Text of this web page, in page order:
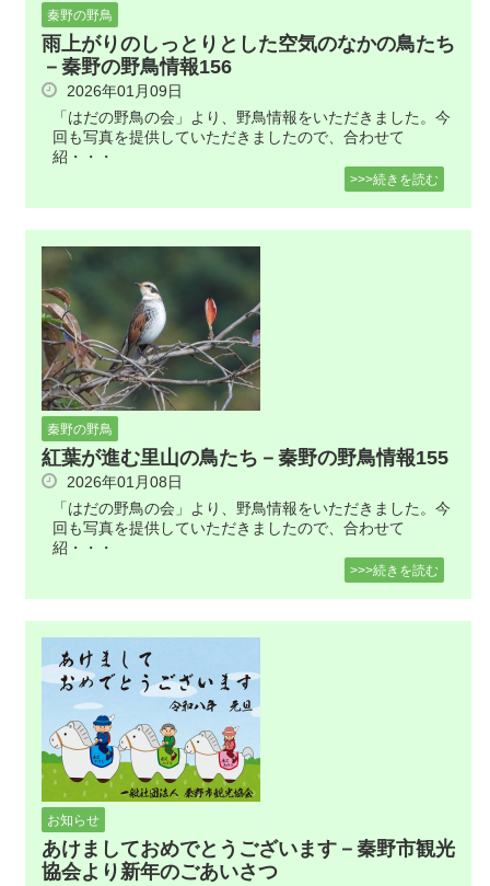
秦野の野鳥
雨上がりのしっとりとした空気のなかの鳥たち
－秦野の野鳥情報156
2026年01月09日
「はだの野鳥の会」より、野鳥情報をいただきました。今
回も写真を提供していただきましたので、合わせて
紹・・・
>>>続きを読む
秦野の野鳥
紅葉が進む里山の鳥たち－秦野の野鳥情報155
2026年01月08日
「はだの野鳥の会」より、野鳥情報をいただきました。今
回も写真を提供していただきましたので、合わせて
紹・・・
>>>続きを読む
お知らせ
あけましておめでとうございます－秦野市観光
協会より新年のごあいさつ